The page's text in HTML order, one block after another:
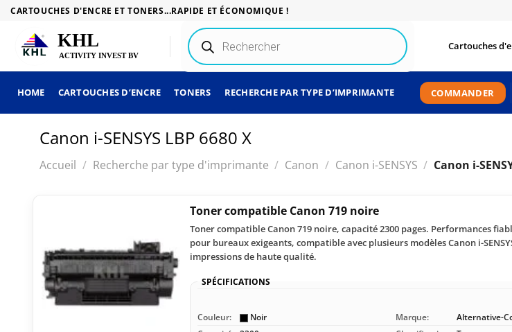
Passer
contenu
CARTOUCHES D'ENCRE ET TONERS...RAPIDE ET ÉCONOMIQUE !
Recherche
de
produits Cartouches
HOME CARTOUCHES D’ENCRE TONERS RECHERCHE PAR TYPE D’IMPRIMANTE COMMANDER
Canon i-SENSYS LBP 6680 X
Accueil / Recherche par type d'imprimante / Canon / Canon i-SENSYS / Canon i-
Toner compatible Canon 719 noire
Toner compatible Canon 719 noire, capacité 2300 pages. Performances
pour bureaux exigeants, compatible avec plusieurs modèles Canon i-
impressions de haute qualité.
SPÉCIFICATIONS
Couleur: Noir Marque:
Alternative-